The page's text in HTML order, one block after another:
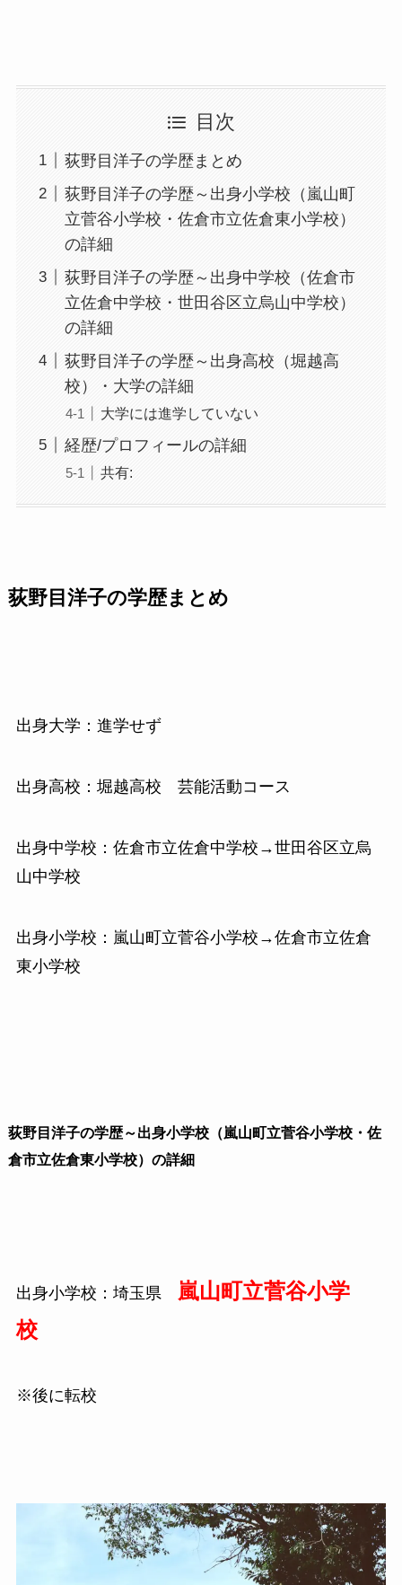
目次
荻野目洋子の学歴まとめ
荻野目洋子の学歴～出身小学校（嵐山町
立菅谷小学校・佐倉市立佐倉東小学校）
の詳細
荻野目洋子の学歴～出身中学校（佐倉市
立佐倉中学校・世田谷区立烏山中学校）
の詳細
荻野目洋子の学歴～出身高校（堀越高
校）・大学の詳細
大学には進学していない
経歴/プロフィールの詳細
共有:
荻野目洋子の学歴まとめ
出身大学：進学せず
出身高校：堀越高校 芸能活動コース
出身中学校：佐倉市立佐倉中学校→世田谷区立烏
山中学校
出身小学校：嵐山町立菅谷小学校→佐倉市立佐倉
東小学校
荻野目洋子の学歴～出身小学校（嵐山町立菅谷小学校・佐
倉市立佐倉東小学校）の詳細
出身小学校：埼玉県
嵐山町立菅谷小学
校
※後に転校